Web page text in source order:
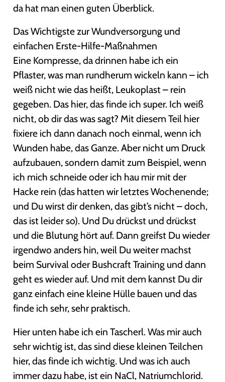
da hat man einen guten Überblick.
Das Wichtigste zur Wundversorgung und
einfachen Erste-Hilfe-Maßnahmen
Eine Kompresse, da drinnen habe ich ein
Pflaster, was man rundherum wickeln kann – ich
weiß nicht wie das heißt, Leukoplast – rein
gegeben. Das hier, das finde ich super. Ich weiß
nicht, ob dir das was sagt? Mit diesem Teil hier
fixiere ich dann danach noch einmal, wenn ich
Wunden habe, das Ganze. Aber nicht um Druck
aufzubauen, sondern damit zum Beispiel, wenn
ich mich schneide oder ich hau mir mit der
Hacke rein (das hatten wir letztes Wochenende;
und Du wirst dir denken, das gibt’s nicht – doch,
das ist leider so). Und Du drückst und drückst
und die Blutung hört auf. Dann greifst Du wieder
irgendwo anders hin, weil Du weiter machst
beim Survival oder Bushcraft Training und dann
geht es wieder auf. Und mit dem kannst Du dir
ganz einfach eine kleine Hülle bauen und das
finde ich sehr, sehr praktisch.
Hier unten habe ich ein Tascherl. Was mir auch
sehr wichtig ist, das sind diese kleinen Teilchen
hier, das finde ich wichtig. Und was ich auch
immer dazu habe, ist ein NaCl, Natriumchlorid.